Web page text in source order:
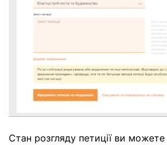
Стан розгляду петиції ви можете